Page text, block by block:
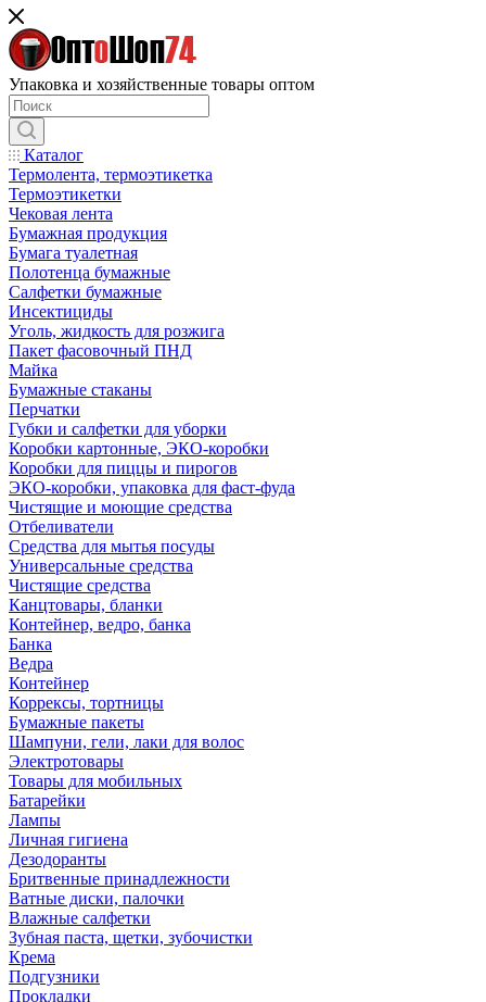
Упаковка и хозяйственные товары оптом
Каталог
Термолента, термоэтикетка
Термоэтикетки
Чековая лента
Бумажная продукция
Бумага туалетная
Полотенца бумажные
Салфетки бумажные
Инсектициды
Уголь, жидкость для розжига
Пакет фасовочный ПНД
Майка
Бумажные стаканы
Перчатки
Губки и салфетки для уборки
Коробки картонные, ЭКО-коробки
Коробки для пиццы и пирогов
ЭКО-коробки, упаковка для фаст-фуда
Чистящие и моющие средства
Отбеливатели
Средства для мытья посуды
Универсальные средства
Чистящие средства
Канцтовары, бланки
Контейнер, ведро, банка
Банка
Ведра
Контейнер
Коррексы, тортницы
Бумажные пакеты
Шампуни, гели, лаки для волос
Электротовары
Товары для мобильных
Батарейки
Лампы
Личная гигиена
Дезодоранты
Бритвенные принадлежности
Ватные диски, палочки
Влажные салфетки
Зубная паста, щетки, зубочистки
Крема
Подгузники
Прокладки